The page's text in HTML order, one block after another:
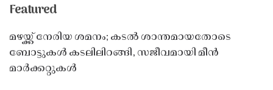
Featured
മഴയ്ക്ക് നേരിയ ശമനം; കടൽ ശാന്തമായതോടെ
ബോട്ടുകൾ കടലിലിറങ്ങി, സജീവമായി മീൻ
മാർക്കറ്റുകൾ